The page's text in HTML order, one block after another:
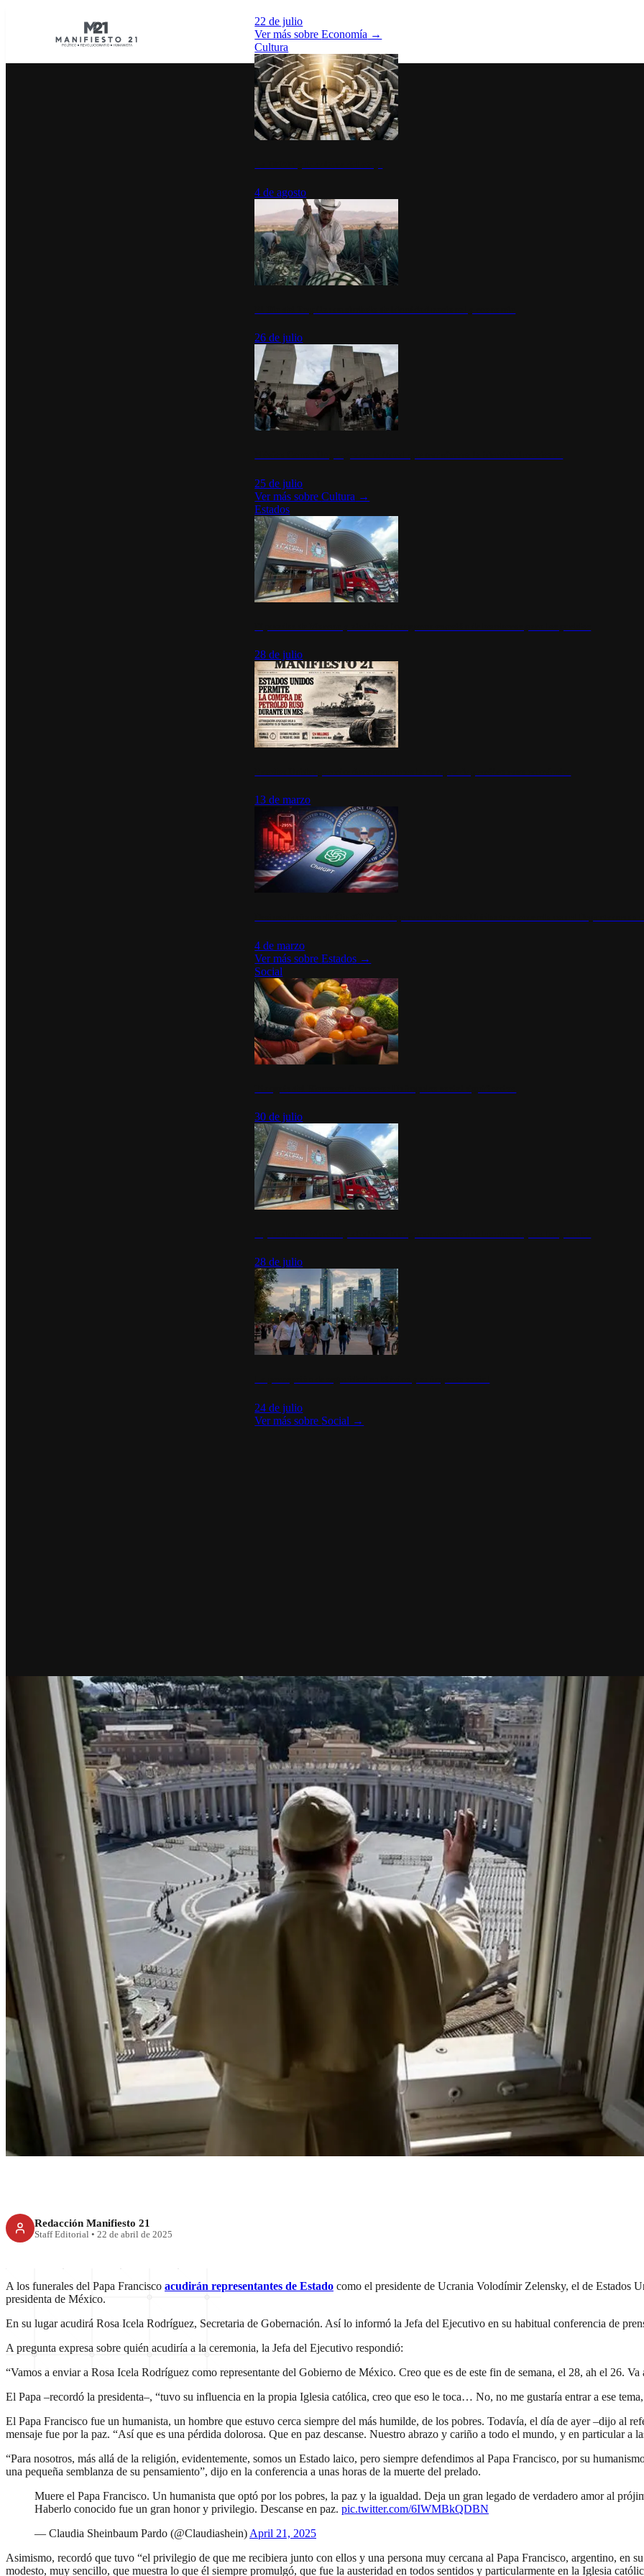
22 de julio
Ver más sobreEconomía →
Cultura
4 de agosto
26 de julio
25 de julio
Ver más sobreCultura →
Estados
28 de julio
13 de marzo
4 de marzo
Ver más sobreEstados →
Social
30 de julio
28 de julio
24 de julio
Ver más sobre Social →
A funerales del Papa Francisco no
irá Sheinbaum
Redacción Manifiesto 21
Staff Editorial • 22 de abril de 2025
A los funerales del Papa Francisco acudirán representantes de Estado como el presidente de Ucrania Volodímir Zelensky, el de Estados
presidenta de México.
En su lugar acudirá Rosa Icela Rodríguez, Secretaria de Gobernación. Así lo informó la Jefa del Ejecutivo en su habitual conferencia de
A pregunta expresa sobre quién acudiría a la ceremonia, la Jefa del Ejecutivo respondió:
“Vamos a enviar a Rosa Icela Rodríguez como representante del Gobierno de México. Creo que es de este fin de semana, el 28, ah el 26.
El Papa –recordó la presidenta–, “tuvo su influencia en la propia Iglesia católica, creo que eso le toca… No, no me gustaría entrar a ese
El Papa Francisco fue un humanista, un hombre que estuvo cerca siempre del más humilde, de los pobres. Todavía, el día de ayer –dijo al
mensaje fue por la paz. “Así que es una pérdida dolorosa. Que en paz descanse. Nuestro abrazo y cariño a todo el mundo, y en particular a
“Para nosotros, más allá de la religión, evidentemente, somos un Estado laico, pero siempre defendimos al Papa Francisco, por su
una pequeña semblanza de su pensamiento”, dijo en la conferencia a unas horas de la muerte del prelado.
Muere el Papa Francisco. Un humanista que optó por los pobres, la paz y la igualdad. Deja un gran legado de verdadero amor al
Haberlo conocido fue un gran honor y privilegio. Descanse en paz. pic.twitter.com/6IWMBkQDBN
— Claudia Sheinbaum Pardo (@Claudiashein) April 21, 2025
Asimismo, recordó que tuvo “el privilegio de que me recibiera junto con ellos y una persona muy cercana al Papa Francisco, argentino, en
modesto, muy sencillo, que muestra lo que él siempre promulgó, que fue la austeridad en todos sentidos y particularmente en la Iglesia